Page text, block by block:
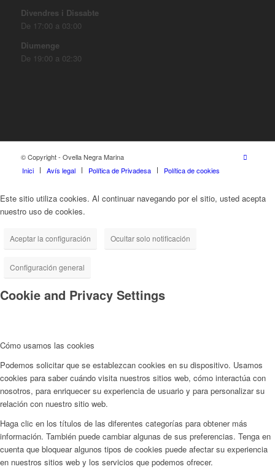
Divendres i Dissabte
De 17:00 a 03:00
Diumenge
De 19:00 a 02:30
© Copyright - Ovella Negra Marina
Inici
Avís legal Política de Privadesa Política de cookies
Este sitio utiliza cookies. Al continuar navegando por el sitio, usted acepta
nuestro uso de cookies.
Aceptar la configuración Ocultar solo notificación
Configuración general
Cookie and Privacy Settings
Cómo usamos las cookies
Podemos solicitar que se establezcan cookies en su dispositivo. Usamos
cookies para saber cuándo visita nuestros sitios web, cómo interactúa con
nosotros, para enriquecer su experiencia de usuario y para personalizar su
relación con nuestro sitio web.
Haga clic en los títulos de las diferentes categorías para obtener más
información. También puede cambiar algunas de sus preferencias. Tenga en
cuenta que bloquear algunos tipos de cookies puede afectar su experiencia
en nuestros sitios web y los servicios que podemos ofrecer.